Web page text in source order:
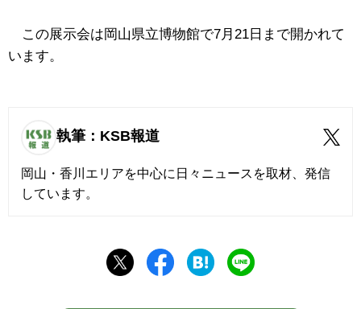
この展示会は岡山県立博物館で7月21日まで開かれて
います。
執筆：KSB報道
岡山・香川エリアを中心に日々ニュースを取材、発信
しています。